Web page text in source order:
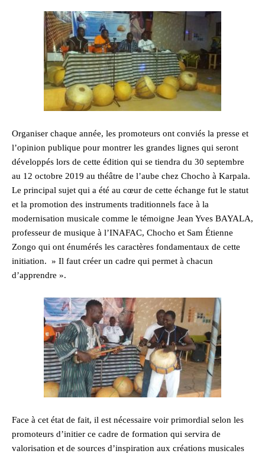
Organiser chaque année, les promoteurs ont conviés la presse et
l’opinion publique pour montrer les grandes lignes qui seront
développés lors de cette édition qui se tiendra du 30 septembre
au 12 octobre 2019 au théâtre de l’aube chez Chocho à Karpala.
Le principal sujet qui a été au cœur de cette échange fut le statut
et la promotion des instruments traditionnels face à la
modernisation musicale comme le témoigne Jean Yves BAYALA,
professeur de musique à l’INAFAC, Chocho et Sam Étienne
Zongo qui ont énumérés les caractères fondamentaux de cette
initiation. » Il faut créer un cadre qui permet à chacun
d’apprendre ».
Face à cet état de fait, il est nécessaire voir primordial selon les
promoteurs d’initier ce cadre de formation qui servira de
valorisation et de sources d’inspiration aux créations musicales